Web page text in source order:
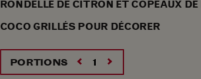
RONDELLE DE CITRON ET COPEAUX
COCO GRILLÉS POUR DÉCORER
PORTIONS